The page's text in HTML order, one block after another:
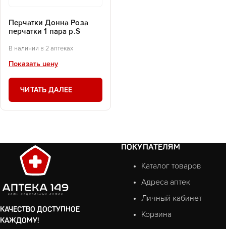
Перчатки Донна Роза
перчатки 1 пара р.S
В наличии в 2 аптеках
Показать цену
ЧИТАТЬ ДАЛЕЕ
КАЧЕСТВО ДОСТУПНОЕ
КАЖДОМУ!
ПОКУПАТЕЛЯМ
Каталог товаров
Адреса аптек
Личный кабинет
Корзина